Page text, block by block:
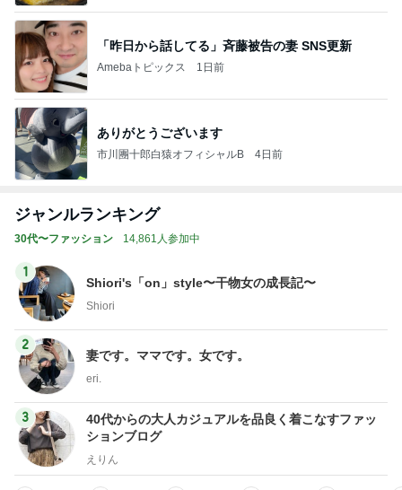
「昨日から話してる」斉藤被告の妻 SNS更新
Amebaトピックス 1日前
ありがとうございます
市川團十郎白猿オフィシャルB 4日前
ジャンルランキング
30代〜ファッション 14,861人参加中
1
Shiori's「on」style〜干物女の成長記〜
Shiori
2
妻です。ママです。女です。
eri.
3
40代からの大人カジュアルを品良く着こなすファッ
ションブログ
えりん